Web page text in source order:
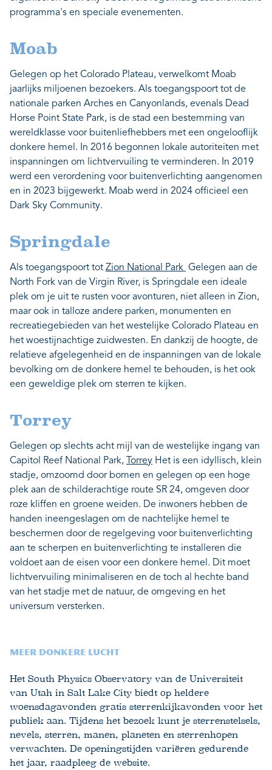
programma's en speciale evenementen.
Moab
Gelegen op het Colorado Plateau, verwelkomt Moab
jaarlijks miljoenen bezoekers. Als toegangspoort tot de
nationale parken Arches en Canyonlands, evenals Dead
Horse Point State Park, is de stad een bestemming van
wereldklasse voor buitenliefhebbers met een ongelooflijk
donkere hemel. In 2016 begonnen lokale autoriteiten met
inspanningen om lichtvervuiling te verminderen. In 2019
werd een verordening voor buitenverlichting aangenomen
en in 2023 bijgewerkt. Moab werd in 2024 officieel een
Dark Sky Community.
Springdale
Als toegangspoort tot Zion National Park Gelegen aan de
North Fork van de Virgin River, is Springdale een ideale
plek om je uit te rusten voor avonturen, niet alleen in Zion,
maar ook in talloze andere parken, monumenten en
recreatiegebieden van het westelijke Colorado Plateau en
het woestijnachtige zuidwesten. En dankzij de hoogte, de
relatieve afgelegenheid en de inspanningen van de lokale
bevolking om de donkere hemel te behouden, is het ook
een geweldige plek om sterren te kijken.
Torrey
Gelegen op slechts acht mijl van de westelijke ingang van
Capitol Reef National Park,
Torrey Het is een idyllisch, klein
stadje, omzoomd door bomen en gelegen op een hoge
plek aan de schilderachtige route SR 24, omgeven door
roze kliffen en groene weiden. De inwoners hebben de
handen ineengeslagen om de nachtelijke hemel te
beschermen door de regelgeving voor buitenverlichting
aan te scherpen en buitenverlichting te installeren die
voldoet aan de eisen voor een donkere hemel. Dit moet
lichtvervuiling minimaliseren en de toch al hechte band
van het stadje met de natuur, de omgeving en het
universum versterken.
MEER DONKERE LUCHT
Het South Physics Observatory van de Universiteit
van Utah in Salt Lake City biedt op heldere
woensdagavonden gratis sterrenkijkavonden voor het
publiek aan. Tijdens het bezoek kunt je sterrenstelsels,
nevels, sterren, manen, planeten en sterrenhopen
verwachten. De openingstijden variëren gedurende
het jaar, raadpleeg de website.